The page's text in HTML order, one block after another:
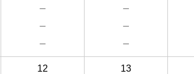
－
－
－
－
－
－
12 13